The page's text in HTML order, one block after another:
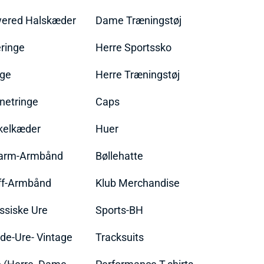
Halskæder
Armbånd
Armbånd
Ure
Ure- Vintage
Dame Træningstøj
Herre Sportssko
Herre Træningstøj
Caps
Huer
Bøllehatte
Klub Merchandise
Sports-BH
Tracksuits